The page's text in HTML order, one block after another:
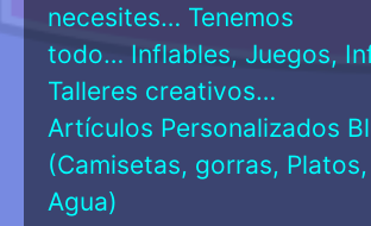
necesites… Tenemos
todo… Inflables, Juegos,
Talleres creativos…
Artículos Personalizados
(Camisetas, gorras,
Agua)